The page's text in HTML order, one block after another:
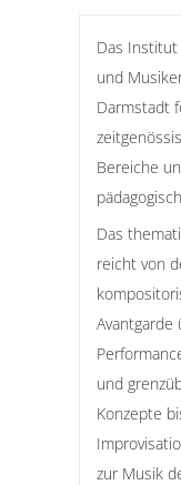
Das
und
Darmstadt
Bereiche
Das
reicht von
Avantgarde
und
Konzepte
zur Musik